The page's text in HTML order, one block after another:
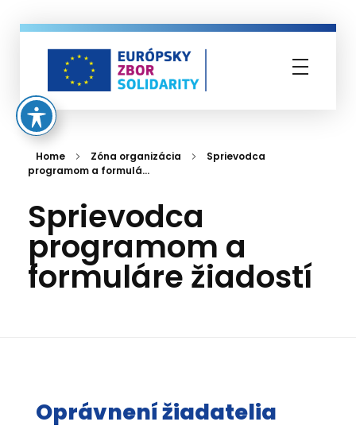
Home Zóna organizácia
Sprievodca
programom a formulá...
Sprievodca
programom a
formuláre žiadostí
Oprávnení žiadatelia